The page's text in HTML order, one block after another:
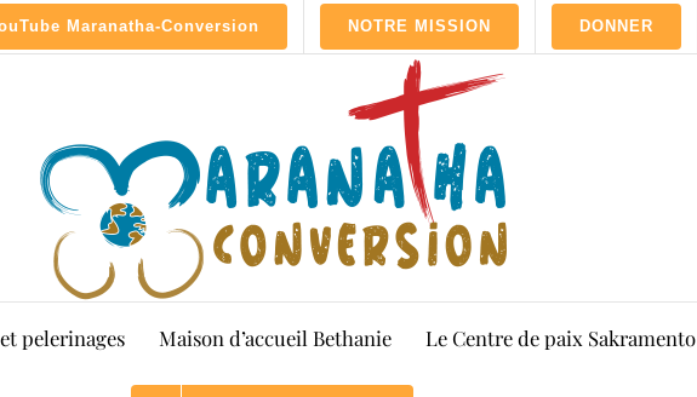
Maranatha-Conversion NOTRE MISSION DONNER
pelerinages Maison d’accueil Bethanie Le Centre de paix Sakramento